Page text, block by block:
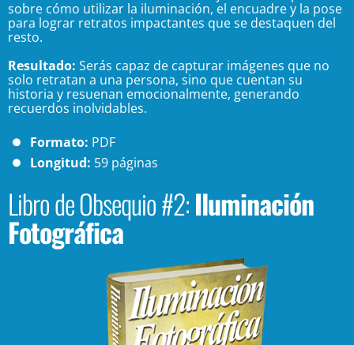
sobre cómo utilizar la iluminación, el encuadre y la pose
para lograr retratos impactantes que se destaquen del
resto.
Resultado: Serás capaz de capturar imágenes que no
solo retratan a una persona, sino que cuentan su
historia y resuenan emocionalmente, generando
recuerdos inolvidables.
Formato: PDF
Longitud: 59 páginas
Libro de Obsequio #2:Iluminación
Fotográfica